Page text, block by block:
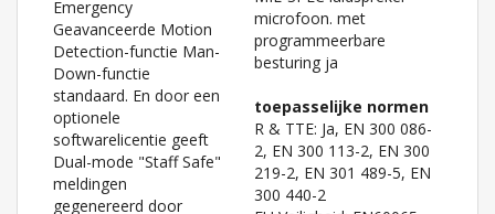
Emergency
Geavanceerde Motion
Detection-functie Man-
Down-functie
standaard. En door een
optionele
softwarelicentie geeft
Dual-mode "Staff Safe"
meldingen
gegenereerd door
microfoon. met
programmeerbare
besturing ja
toepasselijke normen
R & TTE: Ja, EN 300 086-
2, EN 300 113-2, EN 300
219-2, EN 301 489-5, EN
300 440-2